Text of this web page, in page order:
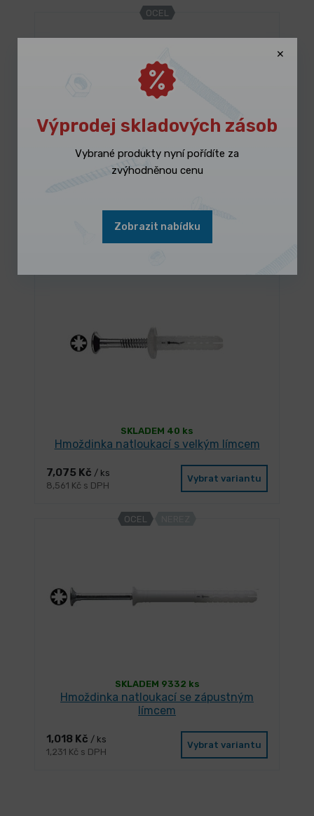
OCEL
SKLADEM 745 ks
Vybrat variantu
SKLADEM 40 ks
Hmoždinka natloukací s velkým límcem
7,075 Kč / ks
8,561 Kč s DPH
Vybrat variantu
OCEL
SKLADEM 9332 ks
Hmoždinka natloukací se zápustným
límcem
1,018 Kč / ks
1,231 Kč s DPH
Vybrat variantu
Výprodej skladových zásob
Vybrané produkty nyní pořídíte za
zvýhodněnou cenu
Zobrazit nabídku